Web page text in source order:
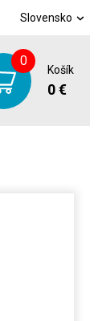
Slovensko
0
Košík
0 €